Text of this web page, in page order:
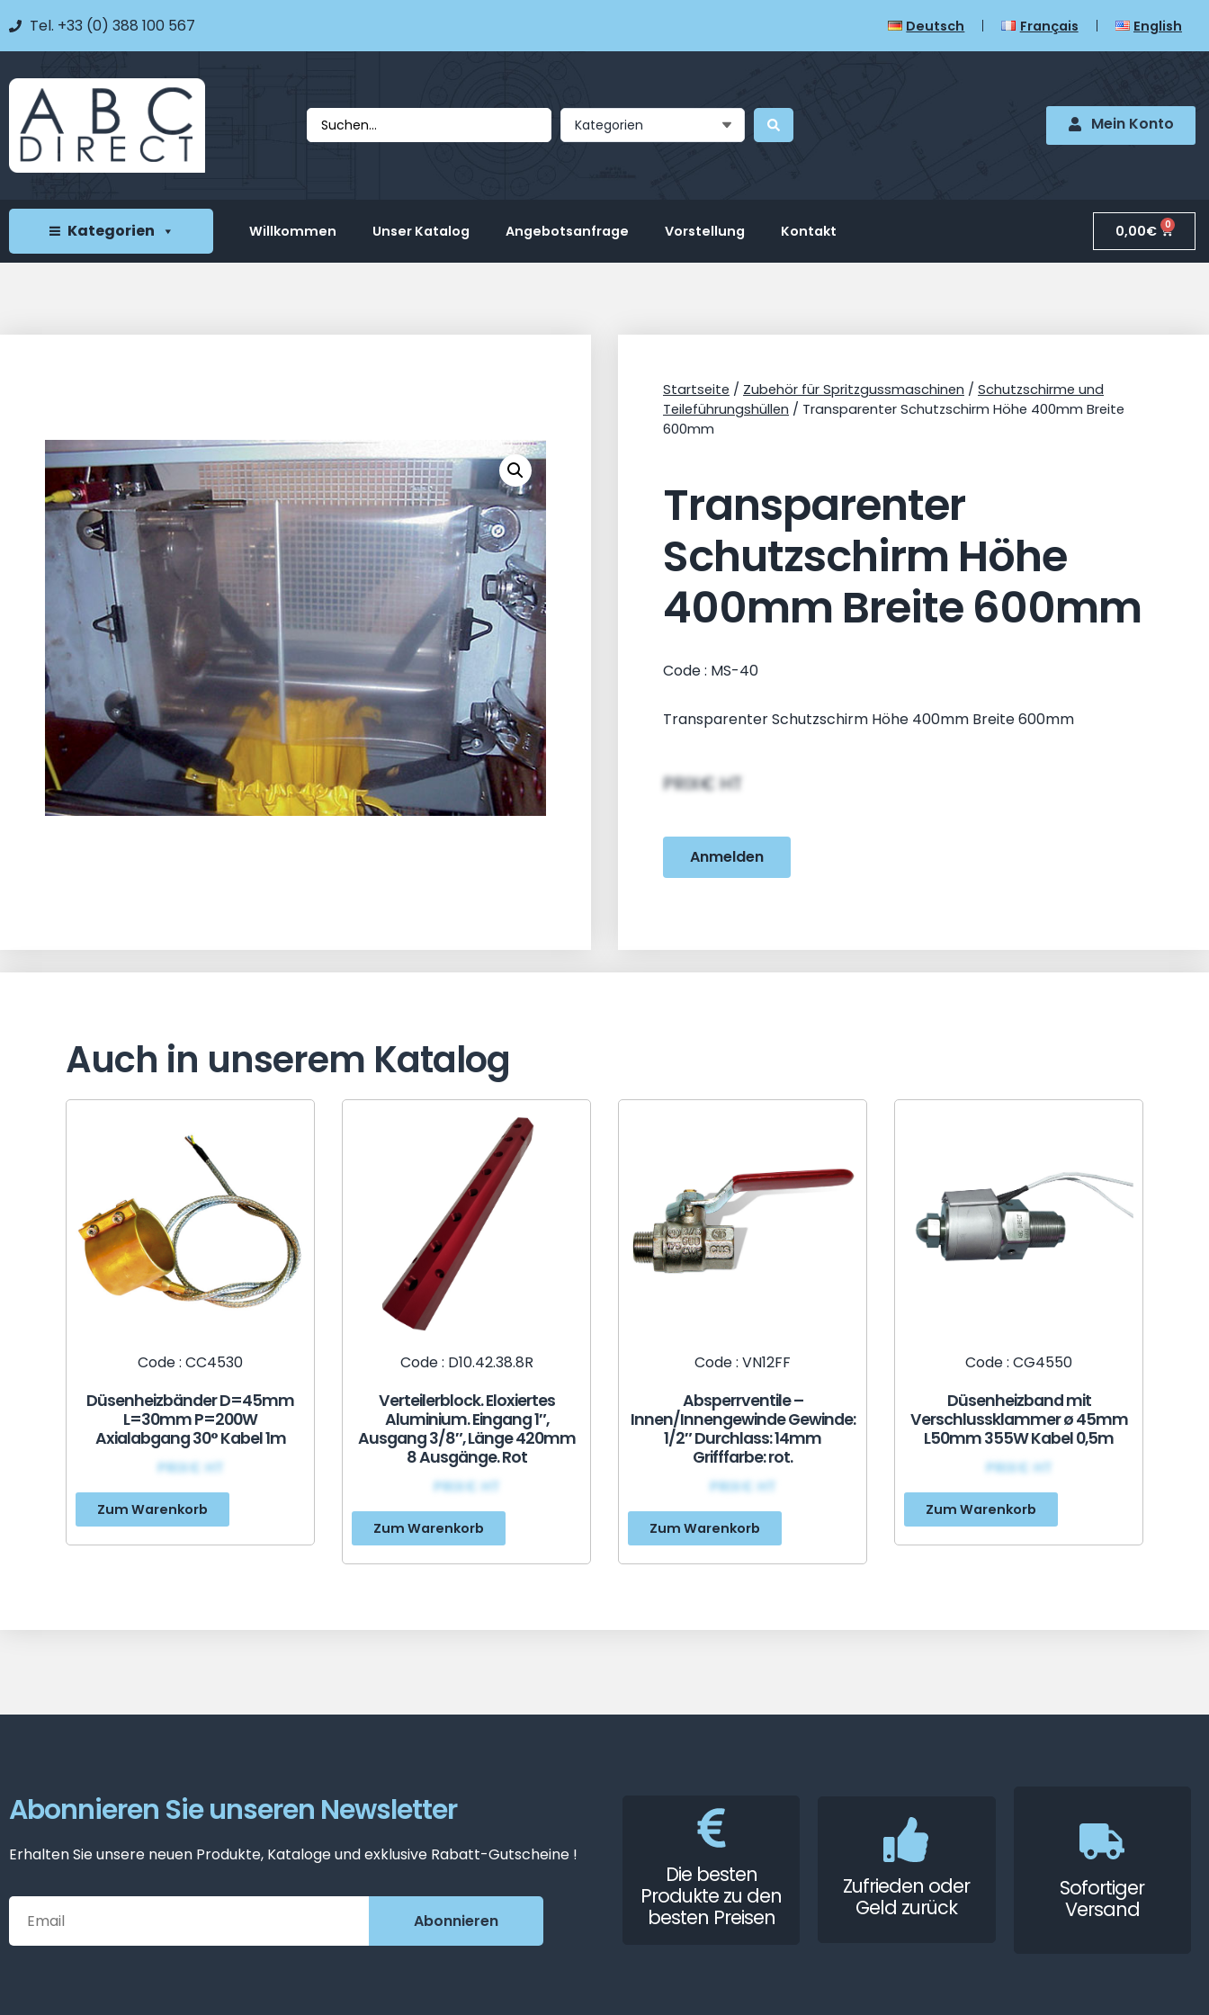
Tel. +33 (0) 388 100 567 Deutsch Français English
Kategorien Mein Konto
Kategorien Willkommen Unser Katalog Angebotsanfrage Vorstellung Kontakt 0,00€ 0
Startseite / Zubehör für Spritzgussmaschinen / Schutzschirme und
Teileführungshüllen / Transparenter Schutzschirm Höhe 400mm Breite
600mm
Transparenter
Schutzschirm Höhe
400mm Breite 600mm
Code : MS-40
Transparenter Schutzschirm Höhe 400mm Breite 600mm
PRIX€ HT
Anmelden
Auch in unserem Katalog
Code : CC4530
Düsenheizbänder D=45mm
L=30mm P=200W
Axialabgang 30° Kabel 1m
PRIX€ HT
Zum Warenkorb
Code : D10.42.38.8R
Verteilerblock. Eloxiertes
Aluminium. Eingang 1″,
Ausgang 3/8″, Länge 420mm
8 Ausgänge. Rot
PRIX€ HT
Zum Warenkorb
Code : VN12FF
Absperrventile –
Innen/Innengewinde Gewinde:
1/2″ Durchlass: 14mm
Grifffarbe: rot.
PRIX€ HT
Zum Warenkorb
Code : CG4550
Düsenheizband mit
Verschlussklammer ø 45mm
L50mm 355W Kabel 0,5m
PRIX€ HT
Zum Warenkorb
Abonnieren Sie unseren Newsletter
Erhalten Sie unsere neuen Produkte, Kataloge und exklusive Rabatt-Gutscheine !
Die besten
Produkte zu den
besten Preisen
Zufrieden oder
Geld zurück
Sofortiger
Versand